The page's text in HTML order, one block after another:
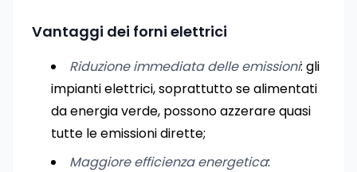
Vantaggi dei forni elettrici
Riduzione immediata delle emissioni: gli
impianti elettrici, soprattutto se alimentati
da energia verde, possono azzerare quasi
tutte le emissioni dirette;
Maggiore efficienza energetica: